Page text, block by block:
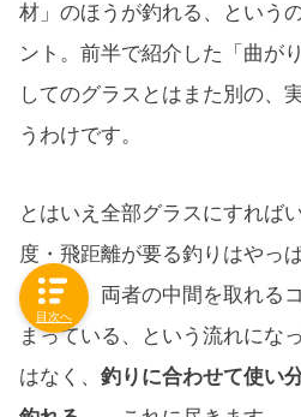
材」のほうが釣れる、という
ント。前半で紹介した「曲が
してのグラスとはまた別の、
うわけです。
とはいえ全部グラスにすれば
度・飛距離が要る釣りはやっ
らこそ、両者の中間を取れる
まっている、という流れにな
はなく、 釣りに合わせて使い
目次へ